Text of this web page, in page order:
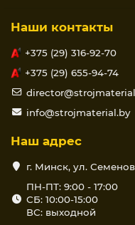
Наши контакты
+375 (29) 316-92-70
+375 (29) 655-94-74
info@strojmaterial.by
Наш адрес
г. Минск, ул.
ПН-ПТ: 9:00 - 17:00
СБ: 10:00-15:00
ВС: выходной